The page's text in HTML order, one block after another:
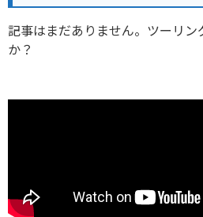
記事はまだありません。ツーリ
か？